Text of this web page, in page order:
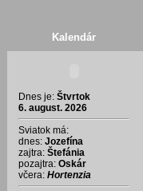
Kalendár
Dnes je: Štvrtok
6. august. 2026
Sviatok má:
dnes: Jozefína
zajtra: Štefánia
pozajtra: Oskár
včera: Hortenzia